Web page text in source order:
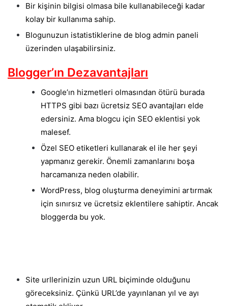
Bir kişinin bilgisi olmasa bile kullanabileceği kadar
kolay bir kullanıma sahip.
Blogunuzun istatistiklerine de blog admin paneli
üzerinden ulaşabilirsiniz.
Blogger’ın Dezavantajları
Google’ın hizmetleri olmasından ötürü burada
HTTPS gibi bazı ücretsiz SEO avantajları elde
edersiniz. Ama blogcu için SEO eklentisi yok
malesef.
Özel SEO etiketleri kullanarak el ile her şeyi
yapmanız gerekir. Önemli zamanlarını boşa
harcamanıza neden olabilir.
WordPress, blog oluşturma deneyimini artırmak
için sınırsız ve ücretsiz eklentilere sahiptir. Ancak
bloggerda bu yok.
Site urllerinizin uzun URL biçiminde olduğunu
göreceksiniz. Çünkü URL’de yayınlanan yıl ve ayı